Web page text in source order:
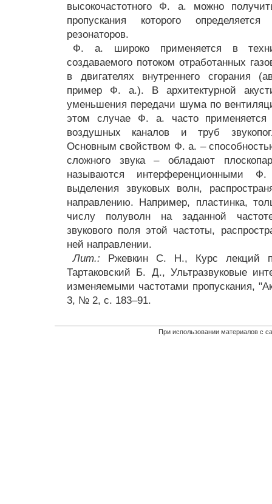
высокочастотного Ф. а. можно
пропускания которого
резонаторов.
Ф. а. широко применяется в
создаваемого потоком отработанных
в двигателях внутреннего сгорания
пример Ф. а.). В архитектурной
уменьшения передачи шума по
этом случае Ф. а. часто применяется
воздушных каналов и труб
Основным свойством Ф. а. –
сложного звука – обладают
называются
выделения звуковых волн,
направлению. Например, пластинка,
числу полуволн на заданной
звукового поля этой частоты,
ней направлении.
Лит.: Ржевкин С. Н., Курс лекций
Тартаковский Б. Д., Ультразвуковые
изменяемыми частотами пропускания,
3, № 2, с. 183–91.
При использовании материалов с